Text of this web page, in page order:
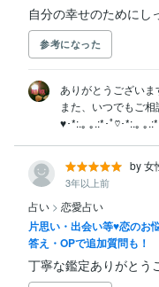
自分の幸せのためにし
参考になった
ありがとうございま
また、いつでもご
♥･*:.｡ ｡.:*･ﾟ♡･*:.｡ ｡
by 女
3年以上前
占い > 恋愛占い
片思い・出会い等♥恋のお
答え・OPで追加質問も！
丁寧な鑑定ありがとう